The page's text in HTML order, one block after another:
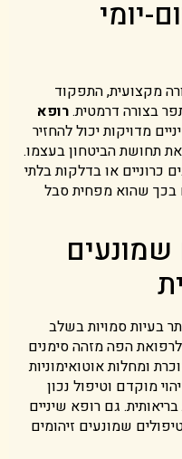
יומי
מקצועית, התפקוד
בצורה דרמטית.רופא
מדויקות יכול להחזיר
תחושת הביטחון בעצמו.
או בדלקות בלתי
בכך שהוא מפחית סבל
בעיות סמויות בשלב
הפה מזהה סימנים
ומחלות אוטואימוניות
מוקדם וטיפול נכון
גם רופא שיניים
שמונעים זיהומים